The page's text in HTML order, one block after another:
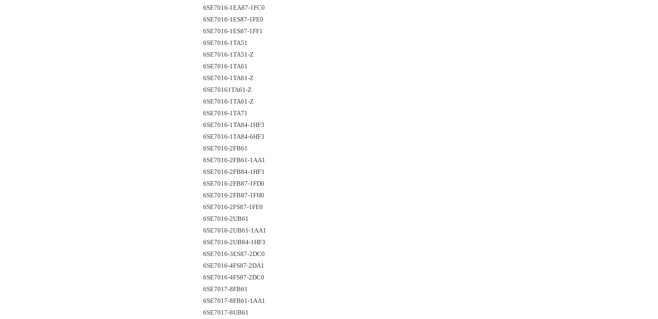
6SE7016-1EA87-1FC0
6SE7016-1ES87-1FE0
6SE7016-1ES87-1FF1
6SE7016-1TA51
6SE7016-1TA51-Z
6SE7016-1TA61
6SE7016-1TA61-Z
6SE70161TA61-Z
6SE7016-1TA61-Z
6SE7016-1TA71
6SE7016-1TA84-1HF3
6SE7016-1TA84-6HF3
6SE7016-2FB61
6SE7016-2FB61-1AA1
6SE7016-2FB84-1HF3
6SE7016-2FB87-1FD0
6SE7016-2FB87-1FH0
6SE7016-2FS87-1FE0
6SE7016-2UB61
6SE7016-2UB61-1AA1
6SE7016-2UB84-1HF3
6SE7016-3ES87-2DC0
6SE7016-4FS87-2DA1
6SE7016-4FS87-2DC0
6SE7017-8FB61
6SE7017-8FB61-1AA1
6SE7017-8UB61